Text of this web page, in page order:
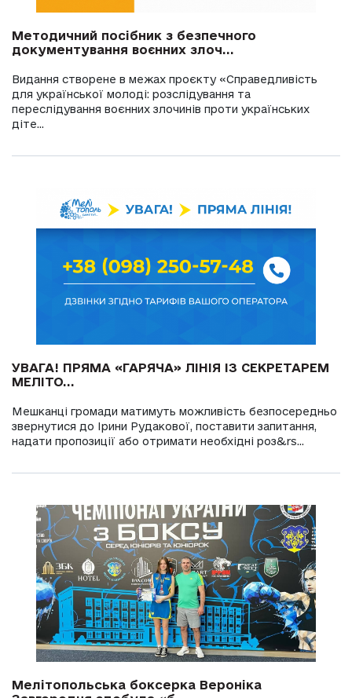
Методичний посібник з безпечного
документування воєнних злоч...
Видання створене в межах проєкту «Справедливість
для української молоді: розслідування та
переслідування воєнних злочинів проти українських
діте...
УВАГА! ПРЯМА «ГАРЯЧА» ЛІНІЯ ІЗ СЕКРЕТАРЕМ
МЕЛІТО...
Мешканці громади матимуть можливість безпосередньо
звернутися до Ірини Рудакової, поставити запитання,
надати пропозиції або отримати необхідні роз&rs...
Мелітопольська боксерка Вероніка